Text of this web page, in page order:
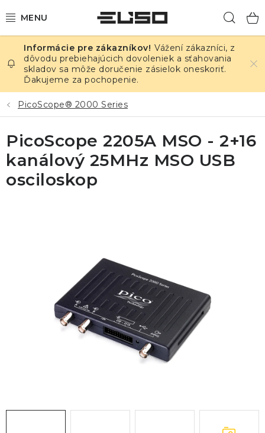
na
ELEKTRINA
TEPLOTA A VLHKOSŤ
TLAK A ÚNIKY
ZÁZNAMNÍKY
KALIBRÁCIA
GDPR Slovník pojmov
Vážení zákazníci, z
dôvodu prebiehajúcich dovoleniek a sťahovania
skladov sa môže doručenie zásielok oneskoriť.
Ďakujeme za pochopenie.
PicoScope® 2000 Series
PicoScope 2205A MSO - 2+16
kanálový 25MHz MSO USB
osciloskop